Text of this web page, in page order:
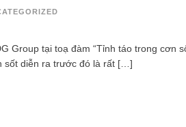
Group tại toạ đàm “Tỉnh táo trong cơn
sốt diễn ra trước đó là rất […]